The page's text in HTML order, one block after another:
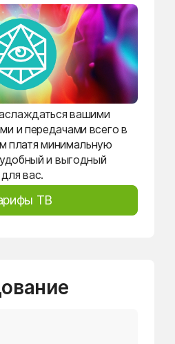
вашими
и передачами всего в
платя минимальную
и выгодный
вас.
ТВ